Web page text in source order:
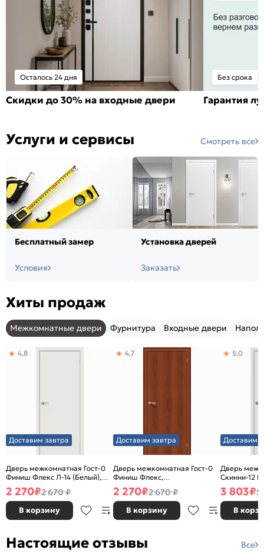
Осталось 24 дня
Скидки до 30% на входные двери
Без срока
Гарантия
Услуги и сервисы Смотреть все
Бесплатный замер
Условия
Установка дверей
Заказать
Хиты продаж
Межкомнатные двери Фурнитура Входные двери
Доставим завтра
Дверь межкомнатная Гост-0
Финиш Флекс Л-14 (Белый),
глухая, каркасно-щитовая
4,8
2 270₽2 670 ₽
В корзину
Доставим завтра
Дверь межкомнатная Гост-0
Финиш Флекс,
Ламинированные Л-11
(ИталОрех), глухая, каркасно-
щитовая
4,7
2 270₽2 670 ₽
В корзину
Доставим
Дверь
Скинни-12
глухая,
5,0
3 803₽5
В
Настоящие отзывы Все